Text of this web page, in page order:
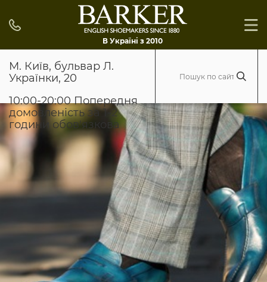
В Україні з 2010
М. Київ, бульвар Л.
Українки, 20
10:00-20:00 Попередня
домовленість за 1-2
години обов'язкова